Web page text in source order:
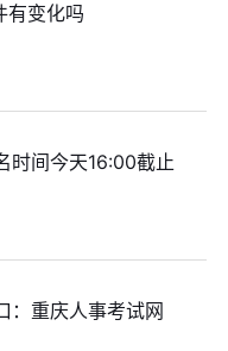
有变化吗
时间今天16:00截止
：重庆人事考试网